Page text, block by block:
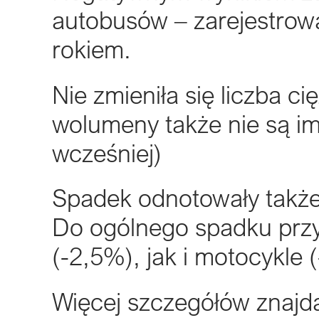
autobusów –
rokiem.
Nie zmieniła się liczba
wolumeny także nie są
wcześniej)
Spadek odnotowały
Do ogólnego spadku
(-2,5%), jak i motocykle
Więcej szczegółów